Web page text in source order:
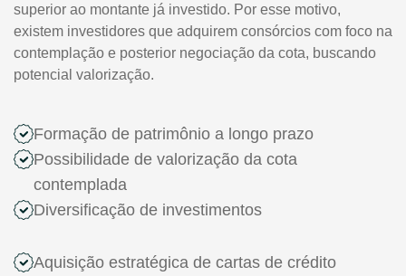
superior ao montante já investido. Por esse motivo,
existem investidores que adquirem consórcios com foco na
contemplação e posterior negociação da cota, buscando
potencial valorização.
Formação de patrimônio a longo prazo
Possibilidade de valorização da cota
contemplada
Diversificação de investimentos
Aquisição estratégica de cartas de crédito